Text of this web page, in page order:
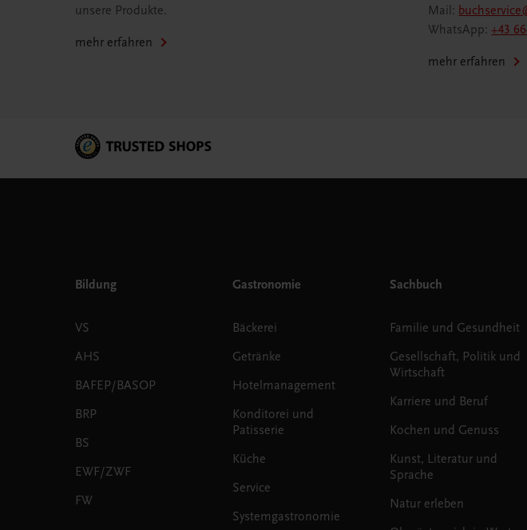
unsere Produkte.
mehr erfahren
Mail:
WhatsApp:+43
mehr erfahren
Bildung
VS
AHS
BAFEP/BASOP
BRP
BS
EWF/ZWF
FW
Gastronomie
Bäckerei
Getränke
Hotelmanagement
Konditorei und
Patisserie
Küche
Service
Systemgastronomie
Sachbuch
Familie und Gesundheit
Gesellschaft, Politik und
Wirtschaft
Karriere und Beruf
Kochen und Genuss
Kunst, Literatur und
Sprache
Natur erleben